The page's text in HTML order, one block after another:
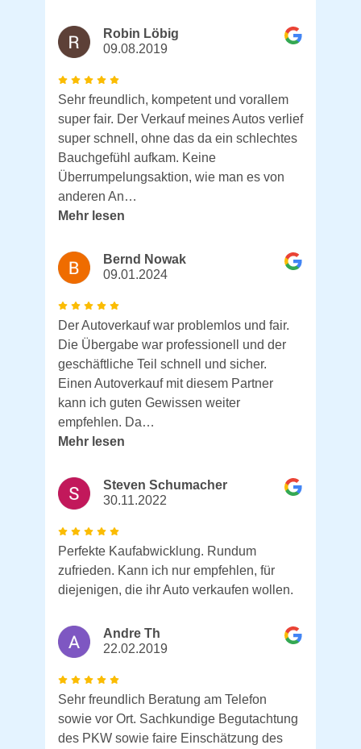
Robin Löbig
09.08.2019
Sehr freundlich, kompetent und vorallem
super fair. Der Verkauf meines Autos verlief
super schnell, ohne das da ein schlechtes
Bauchgefühl aufkam. Keine
Überrumpelungsaktion, wie man es von
anderen An…
Mehr lesen
Bernd Nowak
09.01.2024
Der Autoverkauf war problemlos und fair.
Die Übergabe war professionell und der
geschäftliche Teil schnell und sicher.
Einen Autoverkauf mit diesem Partner
kann ich guten Gewissen weiter
empfehlen. Da…
Mehr lesen
Steven Schumacher
30.11.2022
Perfekte Kaufabwicklung. Rundum
zufrieden. Kann ich nur empfehlen, für
diejenigen, die ihr Auto verkaufen wollen.
Andre Th
22.02.2019
Sehr freundlich Beratung am Telefon
sowie vor Ort. Sachkundige Begutachtung
des PKW sowie faire Einschätzung des